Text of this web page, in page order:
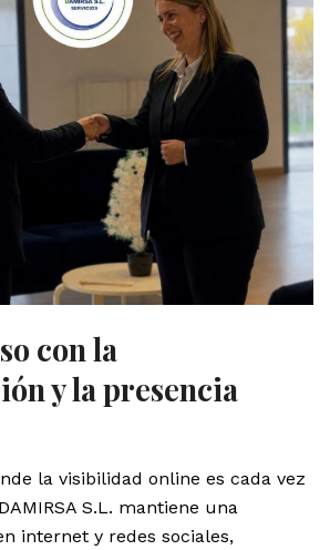
con la
y la presencia
la visibilidad online es cada vez
S.L. mantiene una
internet y redes sociales,